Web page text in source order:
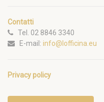
Contatti
Tel. 02 8846 3340
E-mail: info@lofficina.eu
Privacy policy